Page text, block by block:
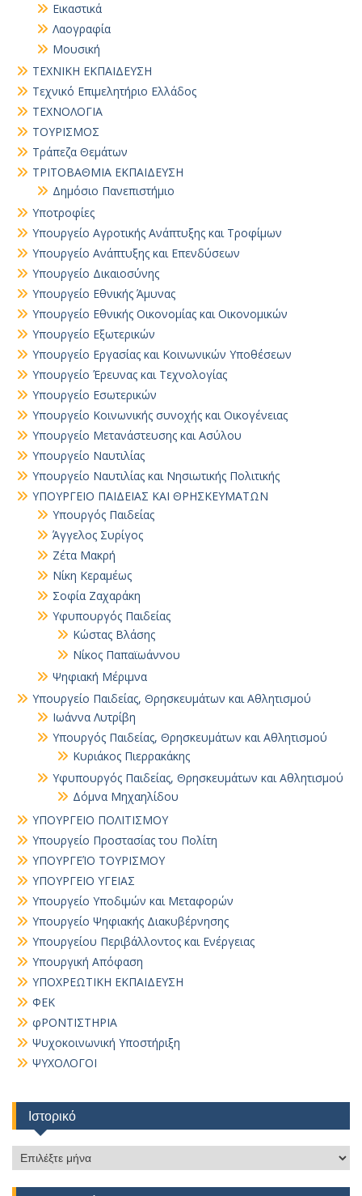
Εικαστικά
Λαογραφία
Μουσική
ΤΕΧΝΙΚΗ ΕΚΠΑΙΔΕΥΣΗ
Τεχνικό Επιμελητήριο Ελλάδος
ΤΕΧΝΟΛΟΓΙΑ
ΤΟΥΡΙΣΜΟΣ
Τράπεζα Θεμάτων
ΤΡΙΤΟΒΑΘΜΙΑ ΕΚΠΑΙΔΕΥΣΗ
Δημόσιο Πανεπιστήμιο
Υποτροφίες
Υπουργείο Αγροτικής Ανάπτυξης και Τροφίμων
Υπουργείο Ανάπτυξης και Επενδύσεων
Υπουργείο Δικαιοσύνης
Υπουργείο Εθνικής Άμυνας
Υπουργείο Εθνικής Οικονομίας και Οικονομικών
Υπουργείο Εξωτερικών
Υπουργείο Εργασίας και Κοινωνικών Υποθέσεων
Υπουργείο Έρευνας και Τεχνολογίας
Υπουργείο Εσωτερικών
Υπουργείο Κοινωνικής συνοχής και Οικογένειας
Υπουργείο Μετανάστευσης και Ασύλου
Υπουργείο Ναυτιλίας
Υπουργείο Ναυτιλίας και Νησιωτικής Πολιτικής
ΥΠΟΥΡΓΕΙΟ ΠΑΙΔΕΙΑΣ ΚΑΙ ΘΡΗΣΚΕΥΜΑΤΩΝ
Yπουργός Παιδείας
Άγγελος Συρίγος
Ζέτα Μακρή
Νίκη Κεραμέως
Σοφία Ζαχαράκη
Υφυπουργός Παιδείας
Κώστας Βλάσης
Νίκος Παπαϊωάννου
Ψηφιακή Μέριμνα
Υπουργείο Παιδείας, Θρησκευμάτων και Αθλητισμού
Ιωάννα Λυτρίβη
Υπουργός Παιδείας, Θρησκευμάτων και Αθλητισμού
Κυριάκος Πιερρακάκης
Υφυπουργός Παιδείας, Θρησκευμάτων και Αθλητισμού
Δόμνα Μηχαηλίδου
ΥΠΟΥΡΓΕΙΟ ΠΟΛΙΤΙΣΜΟΥ
Υπουργείο Προστασίας του Πολίτη
ΥΠΟΥΡΓΕΊΟ ΤΟΥΡΙΣΜΟΥ
ΥΠΟΥΡΓΕΙΟ ΥΓΕΙΑΣ
Υπουργείο Υποδιμών και Μεταφορών
Υπουργείο Ψηφιακής Διακυβέρνησης
Υπουργείου Περιβάλλοντος και Ενέργειας
Υπουργική Απόφαση
ΥΠΟΧΡΕΩΤΙΚΗ ΕΚΠΑΙΔΕΥΣΗ
ΦΕΚ
φΡΟΝΤΙΣΤΗΡΙΑ
Ψυχοκοινωνική Υποστήριξη
ΨΥΧΟΛΟΓΟΙ
Ιστορικό
Ιστορικό